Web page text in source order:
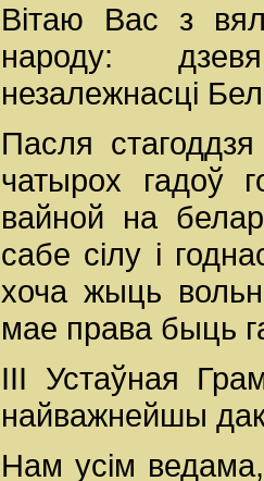
Вітаю Вас з
народу:
незалежнасці
Пасля
чатырох гадоў
вайной на
сабе сілу і
хоча жыць
мае права быць
III Устаўная
найважнейшы
Нам усім